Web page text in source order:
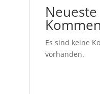
Neueste
Es sind keine
vorhanden.